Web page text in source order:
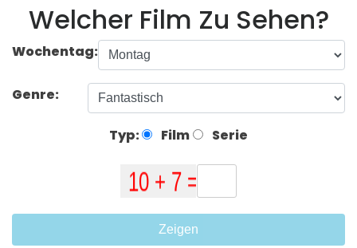
Welcher Film Zu Sehen?
Wochentag:
Genre:
Typ: Film Serie
Zeigen